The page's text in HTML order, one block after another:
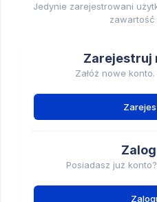
Jedynie zarejestrowani
zawartość
Zarejestruj
Załóż nowe
Posiadasz już